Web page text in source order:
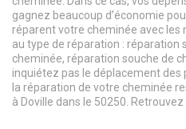
gagnez beaucoup d’économie
réparent votre cheminée avec
au type de réparation : réparation
cheminée, réparation souche de
inquiétez pas le déplacement
la réparation de votre cheminée
à Doville dans le 50250.